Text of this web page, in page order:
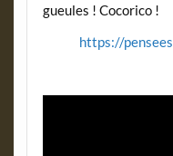
gueules ! Cocorico !
https://